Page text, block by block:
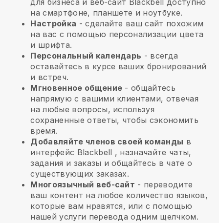
для бизнеса и веб-сайт Blackbell
доступно
на смартфоне, планшете и ноутбуке.
Настройка - сделайте ваш сайт похожим
на вас с помощью персонализации цвета
и шрифта.
Персональный календарь - всегда
оставайтесь в курсе ваших бронирований
и встреч.
Мгновенное общение - общайтесь
напрямую с вашими клиентами, отвечая
на любые вопросы, используя
сохраненные ответы, чтобы сэкономить
время.
Добавляйте членов своей команды в
интерфейс Blackbell , назначайте чаты,
задания и заказы и общайтесь в чате о
существующих заказах.
Многоязычный веб-сайт - переводите
ваш контент на любое количество языков,
которые вам нравятся, или с помощью
нашей услуги перевода одним щелчком.